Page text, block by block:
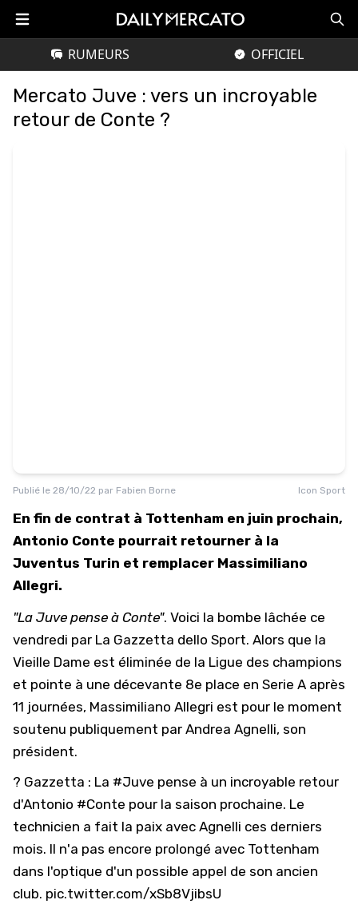
RUMEURS OFFICIEL
Mercato Juve : vers un incroyable
retour de Conte ?
Publié le 28/10/22 par Fabien Borne Icon Sport
En fin de contrat à Tottenham en juin prochain,
Antonio Conte pourrait retourner à la
Juventus Turin et remplacer Massimiliano
Allegri.
"La Juve pense à Conte". Voici la bombe lâchée ce
vendredi par La Gazzetta dello Sport. Alors que la
Vieille Dame est éliminée de la Ligue des champions
et pointe à une décevante 8e place en Serie A après
11 journées, Massimiliano Allegri est pour le moment
soutenu publiquement par Andrea Agnelli, son
président.
? Gazzetta : La #Juve pense à un incroyable retour
d'Antonio #Conte pour la saison prochaine. Le
technicien a fait la paix avec Agnelli ces derniers
mois. Il n'a pas encore prolongé avec Tottenham
dans l'optique d'un possible appel de son ancien
club. pic.twitter.com/xSb8VjibsU